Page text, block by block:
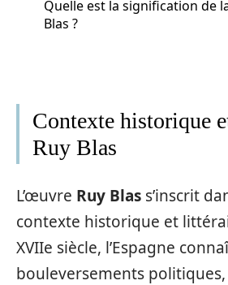
Quelle est la signification de
Blas ?
Contexte historique
Ruy Blas
L’œuvre Ruy Blas s’inscrit
contexte historique et
XVIIe siècle, l’Espagne
bouleversements politiques,